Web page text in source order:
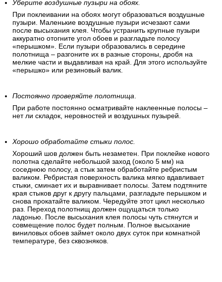
Обойные стыки должны быть хорошо промазаны. Излишек
клея затем выдавливается «перышком» и убирается
губкой. Если вы все сделали верно, то у вас получится
идеальный стык.
Уберите воздушные пузыри на обоях.
При поклеивании на обоях могут образоваться воздушные
пузыри. Маленькие воздушные пузыри исчезают сами
аккуратно отогните угол обоев и разгладьте полосу
«перышком». Если пузыри образовались в середине
полотнища – разгоните их в разные стороны, дробя на
мелкие части и выдавливая на край. Для этого используйте
Постоянно проверяйте полотнища
При работе постоянно осматривайте наклеенные полосы –
нет ли складок, неровностей и воздушных пузырей.
Хорошо обработайте стыки полос.
Хороший шов должен быть незаметен. При поклейке нового
полотна сделайте небольшой заход (около 5 мм) на
соседнюю полосу, а стык затем обработайте ребристым
валиком. Ребристая поверхность валика мягко вдавливает
стыки, сминает их и выравнивает полосы. Затем подтяните
края стыков друг к другу пальцами, разгладьте перышком и